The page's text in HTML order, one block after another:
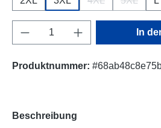
Produkt Anzahl: Gib In
Produktnummer:
Beschreibung